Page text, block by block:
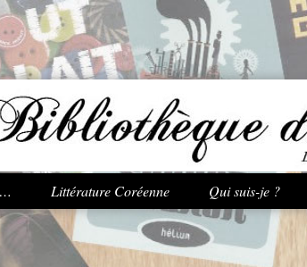
Aller au contenu principal
Littérature Coréenne Qui suis-je ?